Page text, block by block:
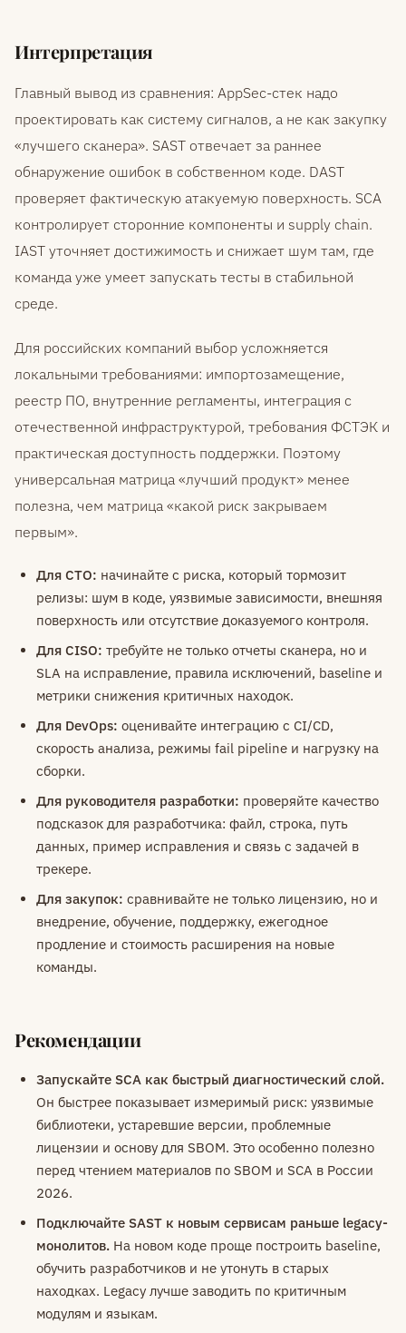
Интерпретация
Главный вывод из сравнения: AppSec-стек надо
проектировать как систему сигналов, а не как закупку
«лучшего сканера». SAST отвечает за раннее
обнаружение ошибок в собственном коде. DAST
проверяет фактическую атакуемую поверхность. SCA
контролирует сторонние компоненты и supply chain.
IAST уточняет достижимость и снижает шум там, где
команда уже умеет запускать тесты в стабильной
среде.
Для российских компаний выбор усложняется
локальными требованиями: импортозамещение,
реестр ПО, внутренние регламенты, интеграция с
отечественной инфраструктурой, требования ФСТЭК и
практическая доступность поддержки. Поэтому
универсальная матрица «лучший продукт» менее
полезна, чем матрица «какой риск закрываем
первым».
Для CTO: начинайте с риска, который тормозит
релизы: шум в коде, уязвимые зависимости, внешняя
поверхность или отсутствие доказуемого контроля.
Для CISO: требуйте не только отчеты сканера, но и
SLA на исправление, правила исключений, baseline и
метрики снижения критичных находок.
Для DevOps: оценивайте интеграцию с CI/CD,
скорость анализа, режимы fail pipeline и нагрузку на
сборки.
Для руководителя разработки: проверяйте качество
подсказок для разработчика: файл, строка, путь
данных, пример исправления и связь с задачей в
трекере.
Для закупок: сравнивайте не только лицензию, но и
внедрение, обучение, поддержку, ежегодное
продление и стоимость расширения на новые
команды.
Рекомендации
Запускайте SCA как быстрый диагностический слой.
Он быстрее показывает измеримый риск: уязвимые
библиотеки, устаревшие версии, проблемные
лицензии и основу для SBOM. Это особенно полезно
перед чтением материалов по SBOM и SCA в России
2026.
Подключайте SAST к новым сервисам раньше legacy-
монолитов. На новом коде проще построить baseline,
обучить разработчиков и не утонуть в старых
находках. Legacy лучше заводить по критичным
модулям и языкам.